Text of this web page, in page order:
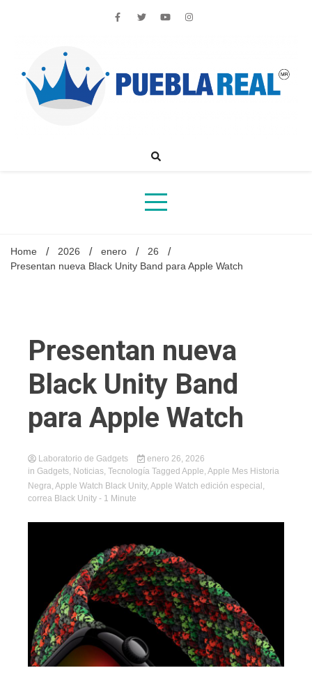
Noticias de actualidad de Puebla, México y el mundo
Home 2026 enero
26
Presentan nueva Black Unity Band para Apple Watch
Presentan nueva
Black Unity Band
para Apple Watch
Laboratorio de Gadgets
enero 26, 2026
in Gadgets, Noticias, Tecnología Tagged Apple, Apple Mes Historia
Negra, Apple Watch Black Unity, Apple Watch edición especial ,
correa Black Unity - 1 Minute